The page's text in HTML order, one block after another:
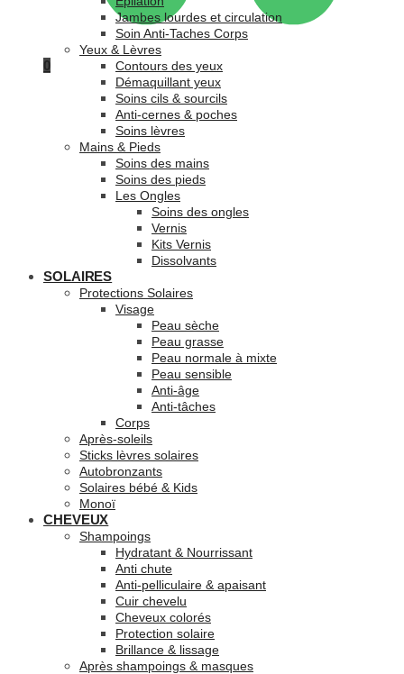
0
Jambes lourdes et circulation
Soin Anti-Taches Corps
Yeux & Lèvres
Contours des yeux
Démaquillant yeux
Soins cils & sourcils
Anti-cernes & poches
Soins lèvres
Mains & Pieds
Soins des mains
Soins des pieds
Les Ongles
Soins des ongles
Vernis
Kits Vernis
Dissolvants
SOLAIRES
Protections Solaires
Visage
Peau sèche
Peau grasse
Peau normale à mixte
Peau sensible
Anti-âge
Anti-tâches
Corps
Après-soleils
Sticks lèvres solaires
Autobronzants
Solaires bébé & Kids
Monoï
CHEVEUX
Shampoings
Hydratant & Nourrissant
Anti chute
Anti-pelliculaire & apaisant
Cuir chevelu
Cheveux colorés
Protection solaire
Brillance & lissage
Après shampoings & masques